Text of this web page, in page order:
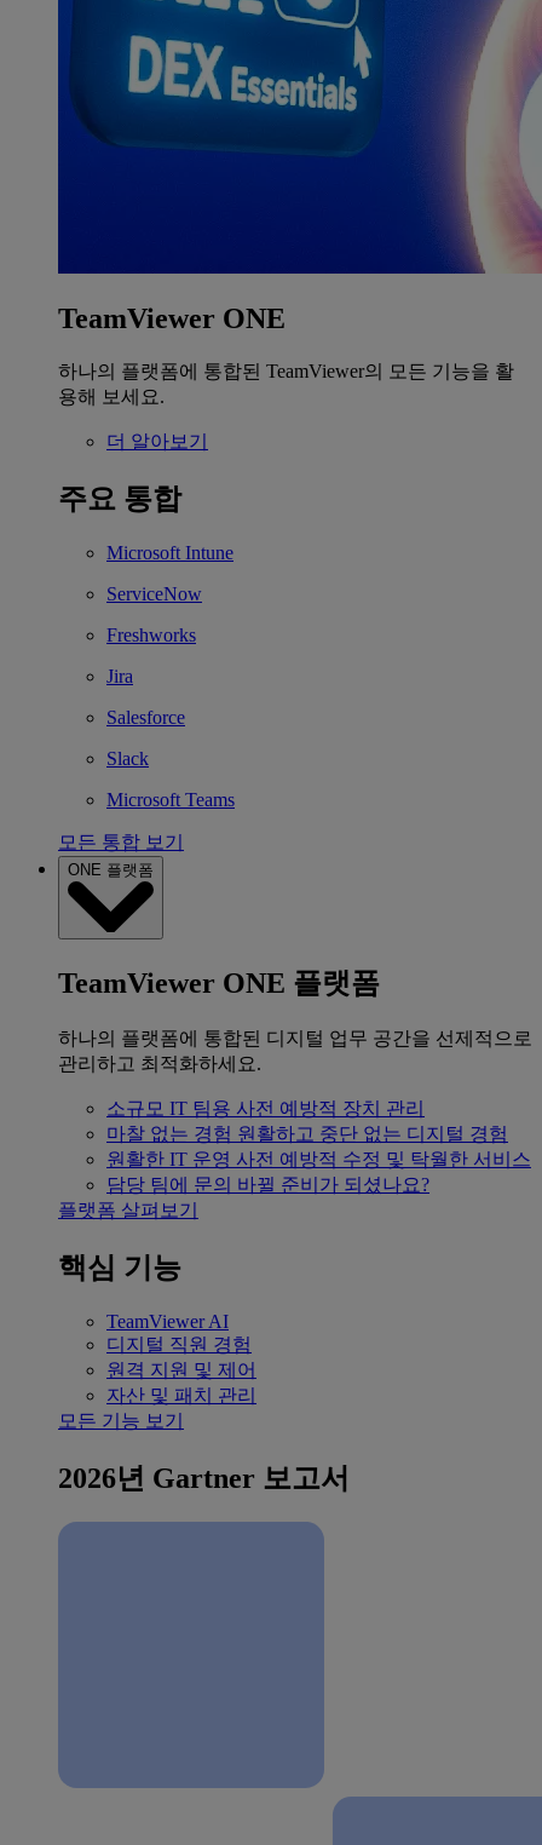
TeamViewer ONE
하나의 플랫폼에 통합된 TeamViewer의 모든 기능을 활
용해 보세요.
더 알아보기
주요 통합
Microsoft Intune
ServiceNow
Freshworks
Jira
Salesforce
Slack
Microsoft Teams
모든 통합 보기
ONE 플랫폼
TeamViewer ONE 플랫폼
하나의 플랫폼에 통합된 디지털 업무 공간을 선제적으로
관리하고 최적화하세요.
소규모 IT 팀용 사전 예방적 장치 관리
마찰 없는 경험 원활하고 중단 없는 디지털 경험
원활한 IT 운영 사전 예방적 수정 및 탁월한 서비스
담당 팀에 문의 바뀔 준비가 되셨나요?
플랫폼 살펴보기
핵심 기능
TeamViewer AI
디지털 직원 경험
원격 지원 및 제어
자산 및 패치 관리
모든 기능 보기
2026년 Gartner 보고서